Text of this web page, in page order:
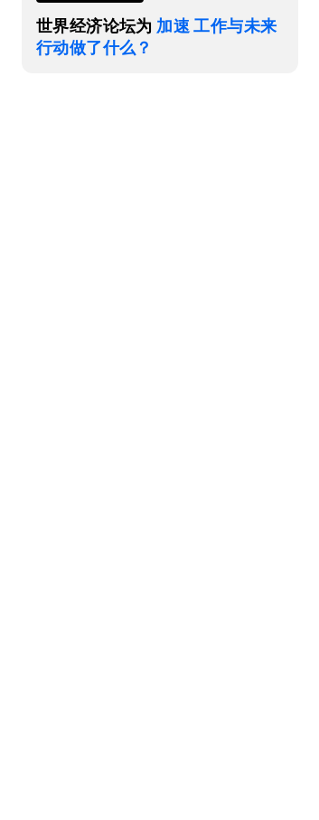
世界经济论坛为 加速 工作与未来
行动做了什么？